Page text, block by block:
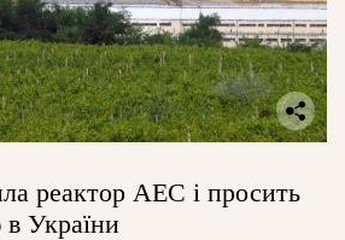
реактор АЕС і просить
в України